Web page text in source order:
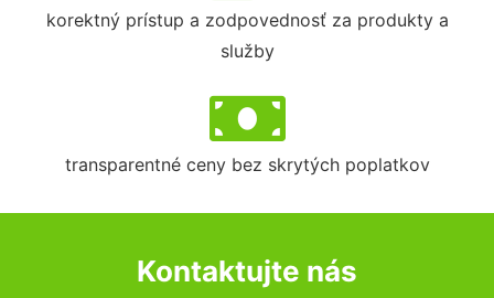
korektný prístup a zodpovednosť za produkty a
služby
transparentné ceny bez skrytých poplatkov
Kontaktujte nás